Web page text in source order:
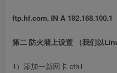
ftp.hf.com. IN A 192.168.100.1
第二 防火墙上设置 （我们以
1）添加一新网卡 eth1